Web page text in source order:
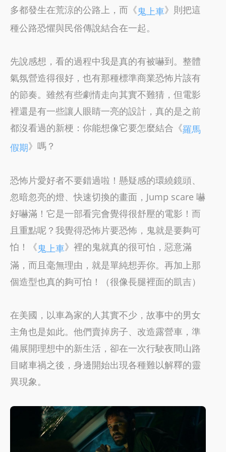
多都發生在荒涼的公路上，而《鬼上車》則把這
種公路恐懼與民俗傳說結合在一起。
先說感想，看的過程中我是真的有被嚇到。整體
氣氛營造得很好，也有那種標準商業恐怖片該有
的節奏。雖然有些劇情走向其實不難猜，但電影
裡還是有一些讓人眼睛一亮的設計，真的是之前
都沒看過的新梗：你能想像它要怎麼結合《羅馬
假期》嗎？
恐怖片愛好者不要錯過啦！懸疑感的環繞鏡頭、
忽暗忽亮的燈、快速切換的畫面，Jump scare 嚇
好嚇滿！它是一部看完會覺得很舒壓的電影！而
且重點呢？我覺得恐怖片要恐怖，鬼就是要夠可
怕！《鬼上車》裡的鬼就真的很可怕，惡意滿
滿，而且毫無理由，就是單純想弄你。再加上那
個造型也真的夠可怕！（很像長腿裡面的凱吉）
在美國，以車為家的人其實不少，故事中的男女
主角也是如此。他們賣掉房子、改造露營車，準
備展開理想中的新生活，卻在一次行駛夜間山路
目睹車禍之後，身邊開始出現各種難以解釋的靈
異現象。